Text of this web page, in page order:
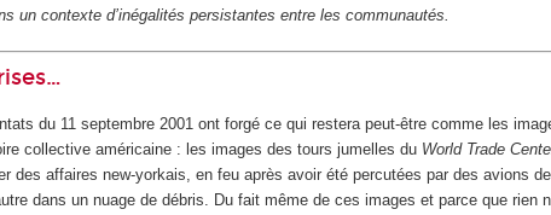
un contexte d’inégalités persistantes entre les communautés.
du 11 septembre 2001 ont forgé ce qui restera peut-être comme les
collective américaine : les images des tours jumelles du World Trade
des affaires new-yorkais, en feu après avoir été percutées par des avions
dans un nuage de débris. Du fait même de ces images et parce que rien